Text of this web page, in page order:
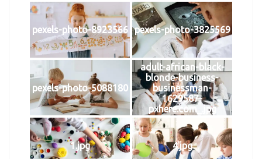
pexels-photo-8923566 pexels-photo-3825569
pexels-photo-5088180
adult-african-black-
blonde-business-
businessman-
1629587-
pxhere.com_.jpg
1.jpg 4.jpg